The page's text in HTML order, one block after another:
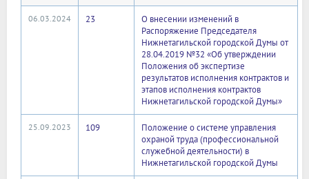
06.03.2024 23
О внесении изменений в
Распоряжение Председателя
Нижнетагильской городской Думы от
28.04.2019 №32 «Об утверждении
Положения об экспертизе
результатов исполнения контрактов и
этапов исполнения контрактов
Нижнетагильской городской Думы»
25.09.2023 109
Положение о системе управления
охраной труда (профессиональной
служебной деятельности) в
Нижнетагильской городской Думы